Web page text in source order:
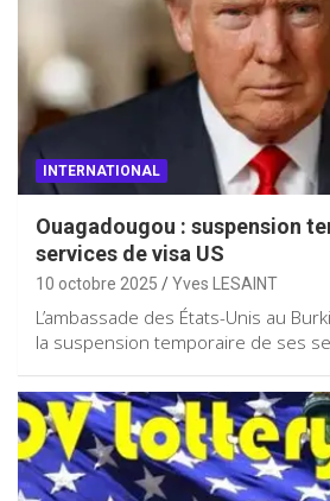
INTERNATIONAL
Ouagadougou : suspension
services de visa US
10 octobre 2025 Yves LESAINT
L’ambassade des États-Unis au
la suspension temporaire de ses